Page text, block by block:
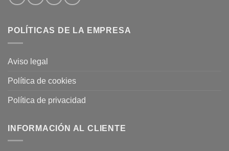
POLÍTICAS DE LA EMPRESA
Aviso legal
Política de cookies
Política de privacidad
INFORMACIÓN AL CLIENTE